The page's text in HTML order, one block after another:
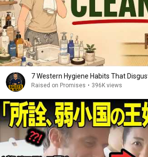
7 Western Hygiene Habits That
Raised on Promises • 396K views